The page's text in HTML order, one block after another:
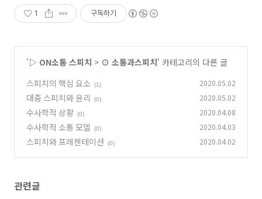
1 구독하기
'▷ ON소통 스피치 > ⊙ 소통과스피치' 카테고리의 다른 글
스피치의 핵심 요소
(1) 2020.05.02
대중 스피치와 윤리 (0) 2020.05.02
수사학적 상황 (0) 2020.04.08
수사학적 소통 모델 (0) 2020.04.03
스피치와 프레젠테이션 (0) 2020.04.02
관련글